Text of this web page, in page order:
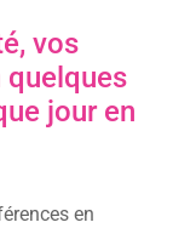
vos
quelques
jour en
en